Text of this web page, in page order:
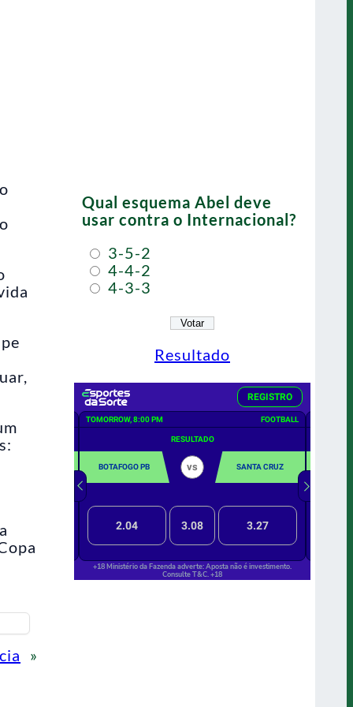
»
Qual esquema Abel deve
usar contra o Internacional?
3-5-2
4-4-2
4-3-3
Resultado